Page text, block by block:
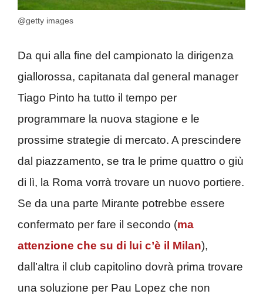
@getty images
Da qui alla fine del campionato la dirigenza
giallorossa, capitanata dal general manager
Tiago Pinto ha tutto il tempo per
programmare la nuova stagione e le
prossime strategie di mercato. A prescindere
dal piazzamento, se tra le prime quattro o giù
di lì, la Roma vorrà trovare un nuovo portiere.
Se da una parte Mirante potrebbe essere
confermato per fare il secondo (ma
attenzione che su di lui c’è il Milan),
dall’altra il club capitolino dovrà prima trovare
una soluzione per Pau Lopez che non